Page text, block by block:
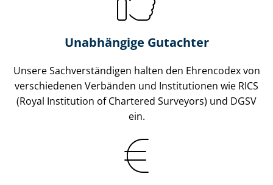
Unabhängige Gutachter
Unsere Sach­ver­stän­di­gen halten den Ehrencodex von
verschiedenen Verbänden und Institutionen wie RICS
(Royal Institution of Chartered Surveyors) und DGSV
ein.